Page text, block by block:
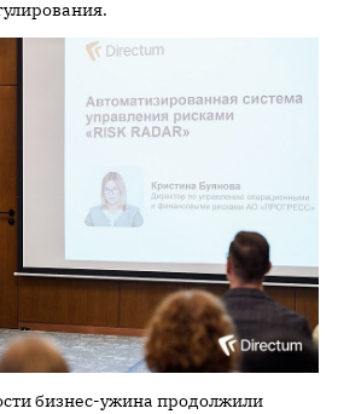
бизнес-ужина продолжили